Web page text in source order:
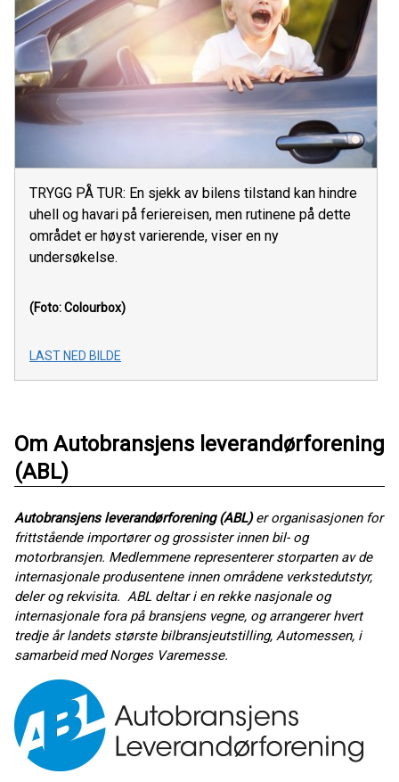
TRYGG PÅ TUR: En sjekk av bilens tilstand kan hindre
uhell og havari på feriereisen, men rutinene på dette
området er høyst varierende, viser en ny
undersøkelse.
(Foto: Colourbox)
LAST NED BILDE
Om Autobransjens leverandørforening
(ABL)
Autobransjens leverandørforening (ABL)er organisasjonen for
frittstående importører og grossister innen bil- og
motorbransjen. Medlemmene representerer storparten av de
internasjonale produsentene innen områdene verkstedutstyr,
deler og rekvisita. ABL deltar i en rekke nasjonale og
internasjonale fora på bransjens vegne, og arrangerer hvert
tredje år landets største bilbransjeutstilling, Automessen, i
samarbeid med Norges Varemesse.